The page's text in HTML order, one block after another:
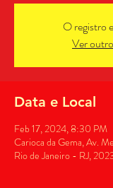
O registro
Ver
Data e Local
Feb 17, 2024, 8:30 PM
Carioca da Gema, Av.
Rio de Janeiro - RJ,